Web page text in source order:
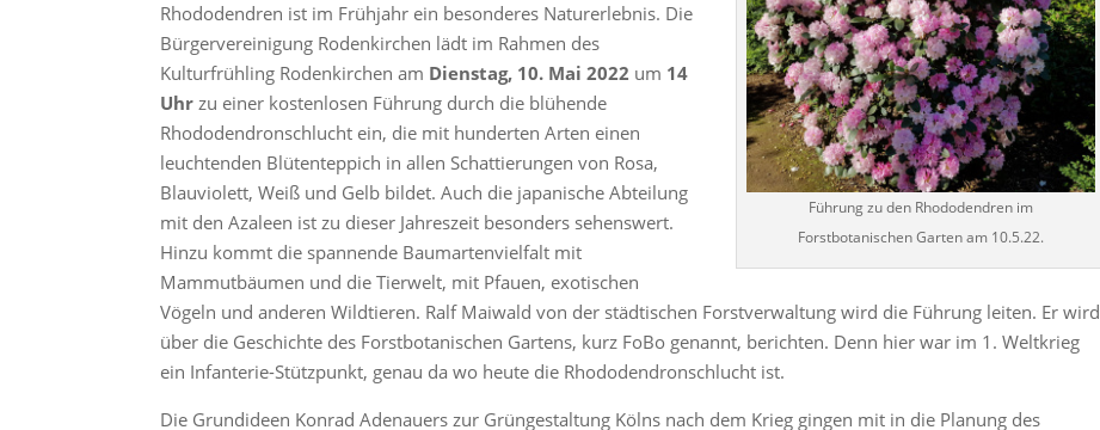
Führung zu den Rhododendren im
Forstbotanischen Garten am 10.5.22.
Rhododendren ist im Frühjahr ein besonderes Naturerlebnis. Die
Bürgervereinigung Rodenkirchen lädt im Rahmen des
Kulturfrühling Rodenkirchen am Dienstag, 10. Mai 2022 um 14
Uhr zu einer kostenlosen Führung durch die blühende
Rhododendronschlucht ein, die mit hunderten Arten einen
leuchtenden Blütenteppich in allen Schattierungen von Rosa,
Blauviolett, Weiß und Gelb bildet. Auch die japanische Abteilung
mit den Azaleen ist zu dieser Jahreszeit besonders sehenswert.
Hinzu kommt die spannende Baumartenvielfalt mit
Mammutbäumen und die Tierwelt, mit Pfauen, exotischen
Vögeln und anderen Wildtieren. Ralf Maiwald von der städtischen Forstverwaltung wird die Führung leiten. Er wird
über die Geschichte des Forstbotanischen Gartens, kurz FoBo genannt, berichten. Denn hier war im 1. Weltkrieg
ein Infanterie-Stützpunkt, genau da wo heute die Rhododendronschlucht ist.
Die Grundideen Konrad Adenauers zur Grüngestaltung Kölns nach dem Krieg gingen mit in die Planung des